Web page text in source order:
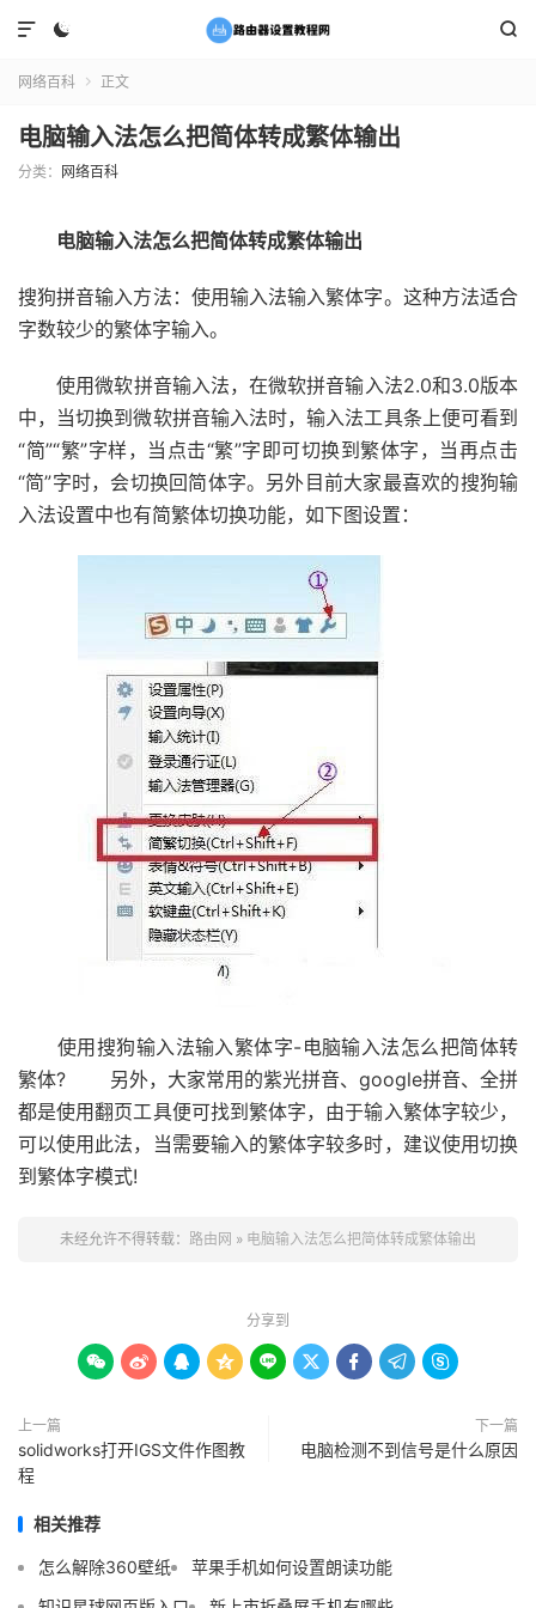
 

网络百科  正文
电脑输入法怎么把简体转成繁体输出
分类： 网络百科
电脑输入法怎么把简体转成繁体输出
搜狗拼音输入方法：使用输入法输入繁体字。这种方法适合
字数较少的繁体字输入。
使用微软拼音输入法，在微软拼音输入法2.0和3.0版本
中，当切换到微软拼音输入法时，输入法工具条上便可看到
“简”“繁”字样，当点击“繁”字即可切换到繁体字，当再点击
“简”字时，会切换回简体字。另外目前大家最喜欢的搜狗输
入法设置中也有简繁体切换功能，如下图设置：
使用搜狗输入法输入繁体字-电脑输入法怎么把简体转
繁体? 另外，大家常用的紫光拼音、google拼音、全拼
都是使用翻页工具便可找到繁体字，由于输入繁体字较少，
可以使用此法，当需要输入的繁体字较多时，建议使用切换
到繁体字模式!
未经允许不得转载： 路由网 » 电脑输入法怎么把简体转成繁体输出
分享到
        
上一篇
solidworks打开IGS文件作图教
程
下一篇
电脑检测不到信号是什么原因
相关推荐
怎么解除360壁纸
苹果手机如何设置朗读功能